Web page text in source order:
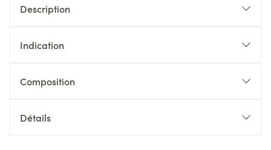
Description
Indication
Composition
Détails